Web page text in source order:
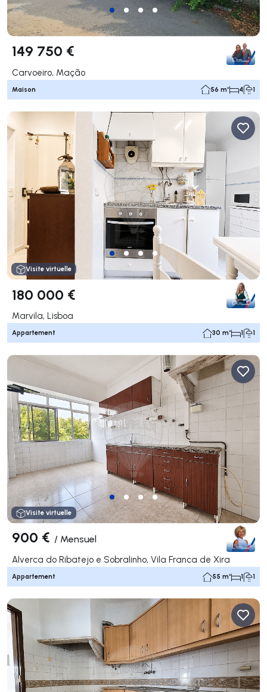
149 750 €
Carvoeiro, Mação
Maison 56 m² 4 1
Visite virtuelle
180 000 €
Marvila, Lisboa
Appartement 30 m² 1 1
Visite virtuelle
900 € / Mensuel
Alverca do Ribatejo e Sobralinho, Vila Franca de Xira
Appartement 55 m² 1 1